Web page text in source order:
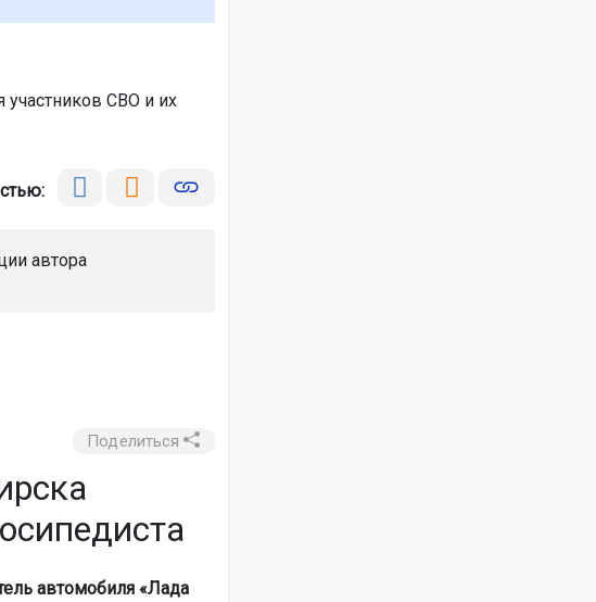
СВО и их
автора
Поделиться
автомобиля «Лада